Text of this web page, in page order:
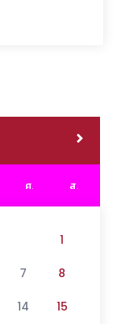
ศ. ส.
1
7 8
14 15